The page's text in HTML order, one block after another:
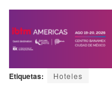
Etiquetas: Hoteles